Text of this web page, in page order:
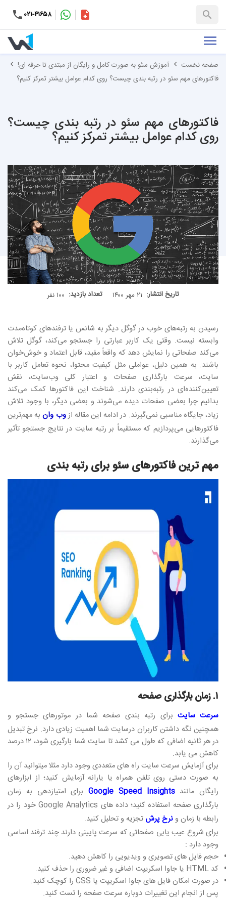
۰۲۱-۴۱۶۵۸
+۹۸-کاتالوگ
صفحه نخست
آموزش سئو به صورت کامل و رایگان از مبتدی تا حرفه ای!
فاکتورهای مهم سئو در رتبه بندی چیست؟ روی کدام عوامل بیشتر تمرکز کنیم؟
فاکتورهای مهم سئو در رتبه بندی چیست؟
روی کدام عوامل بیشتر تمرکز کنیم؟
تاریخ انتشار: ۲۱ مهر ۱۴۰۰ تعداد بازدید: ۱۰۰ نفر
رسیدن به رتبه‌های خوب در گوگل دیگر به شانس یا ترفندهای کوتاه‌مدت
وابسته نیست. وقتی یک کاربر عبارتی را جستجو می‌کند، گوگل تلاش
می‌کند صفحاتی را نمایش دهد که واقعاً مفید، قابل اعتماد و خوش‌خوان
باشند. به همین دلیل، عواملی مثل کیفیت محتوا، نحوه تعامل کاربر با
سایت، سرعت بارگذاری صفحات و اعتبار کلی وب‌سایت، نقش
تعیین‌کننده‌ای در رتبه‌بندی دارند. شناخت این فاکتورها کمک می‌کند
بدانیم چرا بعضی صفحات دیده می‌شوند و بعضی دیگر، با وجود تلاش
زیاد، جایگاه مناسبی نمی‌گیرند. در ادامه این مقاله ازوب وانبه مهم‌ترین
فاکتورهایی می‌پردازیم که مستقیماً بر رتبه سایت در نتایج جستجو تأثیر
می‌گذارند.
مهم ترین فاکتورهای سئو برای رتبه بندی
۱. زمان بارگذاری صفحه
سرعت سایت برای رتبه بندی صفحه شما در موتورهای جستجو و
همچنین نگه داشتن کاربران درسایت شما اهمیت زیادی دارد. نرخ تبدیل
در هر ثانیه اضافی که طول می کشد تا سایت شما بارگیری شود، ۱۲ درصد
کاهش می یابد.
برای آزمایش سرعت سایت راه های متعددی وجود دارد مثلا میتوانید آن را
به صورت دستی روی تلفن همراه یا یارانه آزمایش کنید؛ از ابزارهای
رایگان مانندGoogle Speed Insights برای امتیازدهی به زمان
بارگذاری صفحه استفاده کنید؛ داده های Google Analytics خود را در
رابطه با زمان و نرخ پرش تجزیه و تحلیل کنید.
برای شروع عیب یابی صفحاتی که سرعت پایینی دارند چند ترفند اساسی
وجود دارد :
حجم فایل های تصویری و ویدیویی را کاهش دهید.
کد HTML یا جاوا اسکریپت اضافی و غیر ضروری را حذف کنید.
در صورت امکان فایل های جاوا اسکریپت یا CSS را کوچک کنید.
پس از انجام این تغییرات دوباره سرعت صفحه را تست کنید.